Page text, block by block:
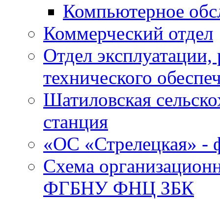
Компьютерное
Коммерческий отдел
Отдел
технического
Шатиловская
станция
«ОС «Стрелецкая»
Схема
ФГБНУ ФНЦ ЗБК